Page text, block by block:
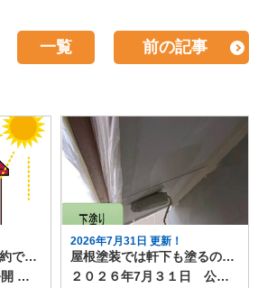
一覧 前の記事
屋根塗装で光熱費は節約できる？遮熱塗料の効果と施工のポイント
２０２６年8月1日 公開 屋根塗装では遮熱塗料は、熱によるダメージを抑える効果があり、塗装工事の選択肢の１つになっています。 そんな遮熱塗料について調べていると、「光熱費の節約につながるのか」と疑問を持つ方も多いのではないでしょうか？ 実は、近年注目されている遮熱塗料を使った屋根塗装は、夏場の冷房費を中心に光熱費を抑える効果が期待できます。今回は、遮熱塗料による光熱費節約の仕組みや効果、導入時の注意点を詳しく解説します。 目次屋根塗装で光熱費できる？遮熱塗料の仕組み遮熱塗料で得られる光熱費削減効果屋根塗装工事で光熱費を節約を最大化するためのポイント断熱材との併用塗料の種類と性能の確認屋根の形状や環境条件屋根塗装なら遮熱塗料がおすすめです 屋根塗装で光熱費できる？遮熱塗料の仕組み 遮熱塗料は、屋根に太陽光が当たったときの熱の吸収を抑える働きがありる塗料です。 従来の塗料に比べて反射率が高く、屋根表面温度を約10〜20℃下げることが可能です。その結果、屋根から室内に伝わる熱が減り、冷房の使用を抑えることができます。特に夏場に冷房費が大きくかかる家庭では、光熱費の削減効果が実感しやすいでしょう。 （▲出典 エスケー化研公式サイト） 遮熱塗料で得られる光熱費削減効果 遮熱塗料を使用すると、室内の温度上昇を抑制できるため、冷房の使用時間や設定温度を抑えることにつながり、毎月の電気代削減が期待できます。 一般的な住宅では年間で数千円から数万円の光熱費削減が期待でき、長期的に見れば塗装費用の一部を回収できるケースもあります。また、室内の温度上昇が抑えられることで、快適な居住空間を維持できる点も大きなメリットです。 屋根塗装工事で光熱費を節約を最大化するためのポイント 遮熱塗料による効果は、次のポイントに注意するとより効果が期待できます。 断熱材との併用 遮熱塗料は太陽光の反射が得意ですが、熱を遮断する力は限定的です。屋根の断熱材と組み合わせることで、夏の冷房費削減だけでなく冬の暖房効率も改善できます。 塗料の種類と性能の確認 遮熱塗料にもグレードや性能差があり、反射率や耐久性によって効果が変わります。メーカーのデータや施工実績を確認して選ぶことが大切です。塗料の性能について長年の実績があるメーカーの品を選ぶことも推奨されます。 屋根の形状や環境条件 屋根の勾配、周囲の建物の影、地域の気候によっても効果は変わります。実際の節約効果を知るには、施工業者にシミュレーションしてもらうのがおすすめです。 屋根塗装なら遮熱塗料がおすすめです 遮熱塗料を用いた屋根塗装は、夏場の冷房費削減に大きく貢献し、長期的に光熱費の節約につながります。また屋根表面への熱ダメージも抑制でき、太陽光による劣化の進行を遅らせる効果も期待できます。 ただし、塗料の性能や施工環境によって効果は異なるため、断熱材との併用や施工実績のある業者選びが重要です。屋根塗装を検討する際には、見た目の美しさだけでなく、光熱費削減という実用的なメリットも意識してみましょう。 塗り達では、遮熱塗料の取り扱いがございます。 ▶塗り達 屋根塗装 遮熱塗料プラン 遮熱塗料での施工をご検討なら、施工実績も豊富な塗り達にぜひご相談ください。
2026年7月31日 更新！
屋根塗装では軒下も塗るの？軒下の役割と塗装の必要性を解説
２０２６年7月３１日 公開 屋根塗装を検討するとき、「軒下も一緒に塗るべきなのか」と疑問に思う人は少なくありません。 軒下は普段あまり目につかない部分ですが、家の外観や耐久性に影響する大切な場所です。 本記事では軒下の役割や塗装の必要性、放置するとどうなるのかを解説します。 目次軒下の役割と特徴屋根塗装では軒下も一緒に塗るべき？メリットと塗装方法軒下の劣化を放置するデメリット屋根塗装の際には軒下塗装も一緒に検討すると◎ 軒下の役割と特徴 軒下は屋根の先端部分から外壁までの張り出した部分の裏側を指し、「軒天」や「軒天井」とも呼ばれます。 直射日光や雨を遮り、外壁や窓の劣化を防ぐ役割を持っています。さらに、外観デザインの一部として家全体の印象にも関わるため、意外と重要なパーツです。 軒下は屋根や外壁ほど強い雨風にはさらされませんが、湿気や汚れがこもりやすく、塗膜が劣化するとカビやシミが発生することがあります。特に風通しの悪い面では、黒ずみや剥がれが進行しやすく、見た目にも影響します。 また、塗膜の劣化は下地素材の腐食や傷みにもつながります。 屋根塗装では軒下も一緒に塗るべき？メリットと塗装方法 屋根塗装の際に軒下も一緒に塗るメリットは、まず美観の統一です。屋根や外壁だけを塗り替えても、軒下が汚れていると全体が古びた印象になってしまいます。 また、同時に塗ることで足場費用の節約にもなります。別のタイミングで軒下だけ塗る場合、再度足場を組む必要があり、余計なコストがかかります。 屋根と同様に、軒下の塗装方法も素材によって異なります。一般的な合板やケイカル板の場合、防カビ性のある塗料で仕上げると長持ちします。 木製の場合は、塗膜で保護しながら通気性を確保することが重要です。下地が傷んでいる場合は塗装前に補修を行う必要があります。 軒下の劣化を放置するデメリット 軒下を塗らずに放置すると、汚れやカビが目立つだけでなく、塗膜剥離や腐食が進行し、交換工事が必要になることもあります。大掛かりな補修は塗装より高額になるため、予防としての塗装が有効です。 屋根塗装の際には軒下塗装も一緒に検討すると◎ 屋根塗装のタイミングで軒下も塗ることは、美観維持と耐久性向上の両面でおすすめです。特に足場を使う工事では、まとめて施工することで費用対効果も高まります。見えにくい場所だからこそ、定期的な点検と塗装で家全体を長持ちさせましょう。 塗り達では、軒下をはじめとした付帯部の塗装も、屋根塗装や外壁塗装と一緒に施工可能です。お気軽にご相談ください！